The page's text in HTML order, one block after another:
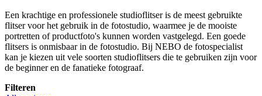
Een krachtige en professionele studioflitser is de meest gebruikte
flitser voor het gebruik in de fotostudio, waarmee je de mooiste
portretten of productfoto's kunnen worden vastgelegd. Een goede
flitsers is onmisbaar in de fotostudio. Bij NEBO de fotospecialist
kan je kiezen uit vele soorten studioflitsers die te gebruiken zijn voor
de beginner en de fanatieke fotograaf.
Filteren